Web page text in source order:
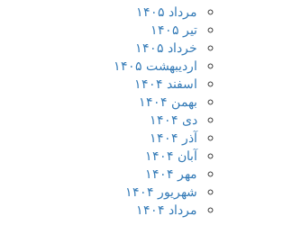
مرداد ۱۴۰۵
تیر ۱۴۰۵
خرداد ۱۴۰۵
اردیبهشت ۱۴۰۵
اسفند ۱۴۰۴
بهمن ۱۴۰۴
دی ۱۴۰۴
آذر ۱۴۰۴
آبان ۱۴۰۴
مهر ۱۴۰۴
شهریور ۱۴۰۴
مرداد ۱۴۰۴